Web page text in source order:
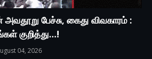
அவதூறு பேச்சு, கைது விவகாரம் :
குறித்து...!
04, 2026